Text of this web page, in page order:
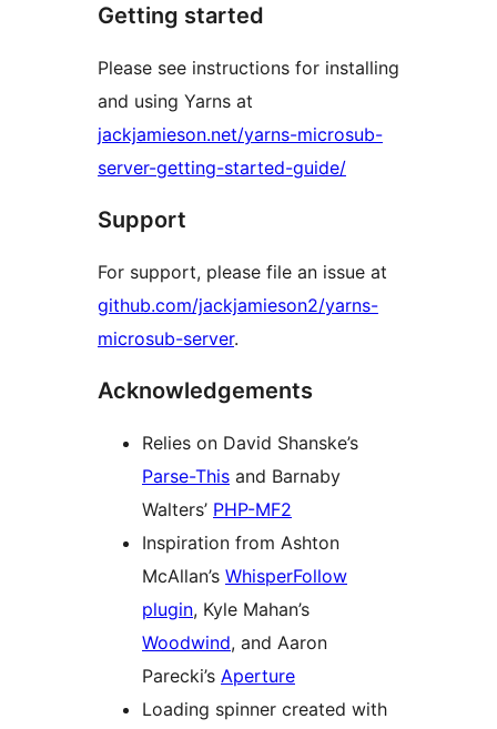
Getting started
Please see instructions for installing
and using Yarns at
jackjamieson.net/yarns-microsub-
server-getting-started-guide/
Support
For support, please file an issue at
github.com/jackjamieson2/yarns-
microsub-server.
Acknowledgements
Relies on David Shanske’s
Parse-This and Barnaby
Walters’ PHP-MF2
Inspiration from Ashton
McAllan’s WhisperFollow
plugin, Kyle Mahan’s
Woodwind, and Aaron
Parecki’s Aperture
Loading spinner created with